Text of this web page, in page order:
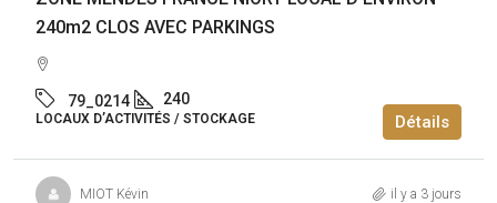
240m2 CLOS AVEC PARKINGS
79_0214 240
LOCAUX D’ACTIVITÉS / STOCKAGE Détails
MIOT Kévin il y a 3 jours